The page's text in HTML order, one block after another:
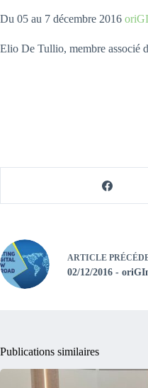
Du 05 au 7 décembre 2016
Elio De Tullio, membre associé
ARTICLE
02/12/2016 -
Publications similaires